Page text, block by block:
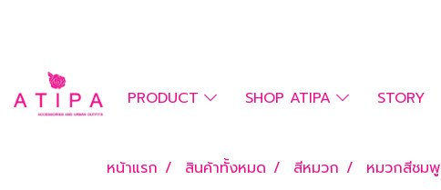
PRODUCT SHOP ATIPA STORY
หน้าแรก สินค้าทั้งหมด สีหมวก หมวกสีชมพู